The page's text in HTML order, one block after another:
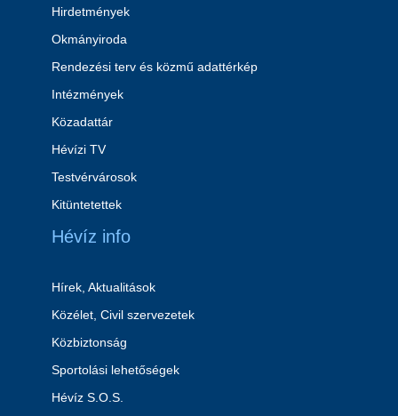
Hirdetmények
Okmányiroda
Rendezési terv és közmű adattérkép
Intézmények
Közadattár
Hévízi TV
Testvérvárosok
Kitüntetettek
Hévíz info
Hírek, Aktualitások
Közélet, Civil szervezetek
Közbiztonság
Sportolási lehetőségek
Hévíz S.O.S.